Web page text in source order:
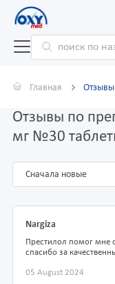
Главная Отзывы
Отзывы по
мг №30
Сначала новые
Nargiza
Престилол помог мне
спасибо за
05 August 2024